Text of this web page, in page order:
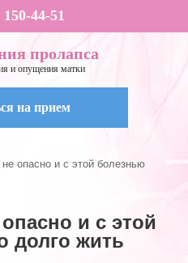
пролапса
и опущения матки
на прием
44-51
опасно и с этой болезнью
и с этой
долго жить